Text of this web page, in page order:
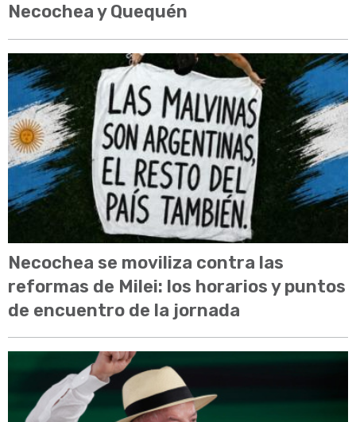
Necochea y Quequén
Necochea se moviliza contra las
reformas de Milei: los horarios y puntos
de encuentro de la jornada